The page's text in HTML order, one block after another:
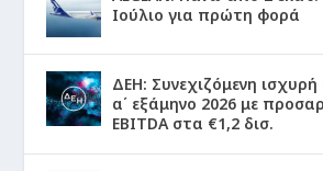
Ιούλιο για πρώτη φορά
ΔΕΗ: Συνεχιζόμενη
α΄ εξάμηνο 2026 με
EBITDA στα €1,2 δισ.